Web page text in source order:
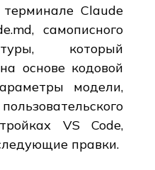
Claude
самописного
который
основе кодовой
модели,
VS Code,
правки.